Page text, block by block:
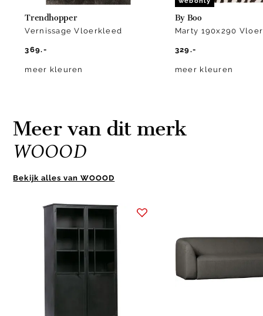
Trendhopper
Vernissage Vloerkleed
369.-
meer kleuren
By Boo
Marty 190x290
329.-
meer kleuren
Meer van dit merk
WOOOD
Bekijk alles van WOOOD